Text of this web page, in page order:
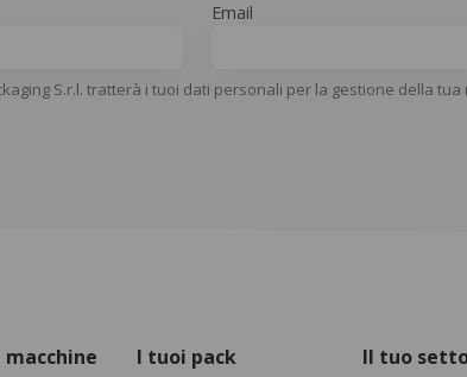
Email
S.r.l. tratterà i tuoi dati personali per la gestione della tua
I tuoi pack Il tuo